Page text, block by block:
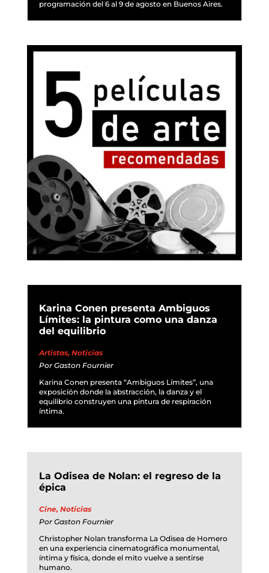
programación del 6 al 9 de agosto en Buenos Aires.
Karina Conen presenta Ambiguos
Límites: la pintura como una danza
del equilibrio
Artistas, Noticias
Por Gaston Fournier
Karina Conen presenta “Ambiguos Límites”, una
exposición donde la abstracción, la danza y el
equilibrio construyen una pintura de respiración
íntima.
La Odisea de Nolan: el regreso de la
épica
Cine, Noticias
Por Gaston Fournier
Christopher Nolan transforma La Odisea de Homero
en una experiencia cinematográfica monumental,
íntima y física, donde el mito vuelve a sentirse
humano.